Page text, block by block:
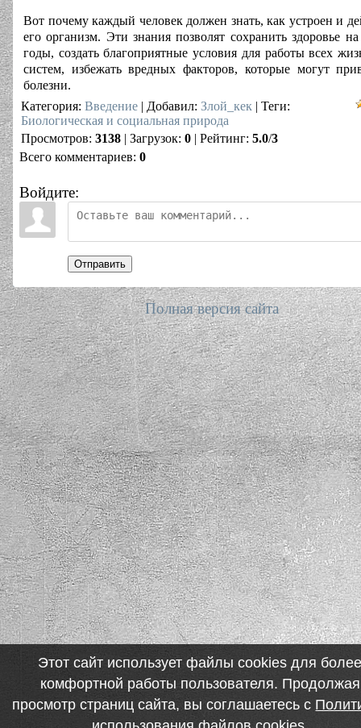
Вот почему каждый человек должен знать, как устроен и
его организм. Эти знания позволят сохранить здоровье
годы, создать благоприятные условия для работы всех
систем, избежать вредных факторов, которые могут
болезни.
Категория: Введение | Добавил: Злой_кек | Теги:
Биологическая и социальная природа
Просмотров: 3138 | Загрузок: 0 | Рейтинг: 5.0/3
Всего комментариев: 0
Войдите:
Отправить
Полная версия сайта
Этот сайт использует файлы cookies для
комфортной работы пользователя. Продолжая
просмотр страниц сайта, вы соглашаетесь с